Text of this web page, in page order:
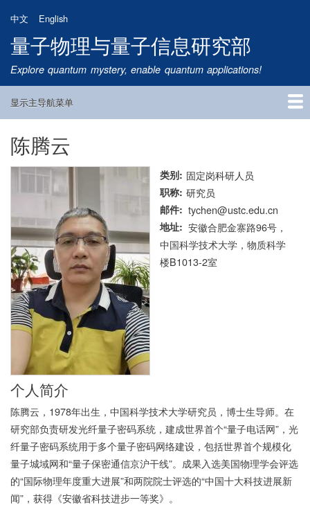
到
主
要
内
中文 English
量子物理与量子信息研究部
Explore quantum mystery, enable quantum applications!
Main
显示主导航菜单
首页
研究方向
量子卫星
团队成员
新闻动态
研究进展
学术报告
论文发表
公告通知
招生信息
相关链接
陈腾云
类别 固定岗科研人员
职称 研究员
邮件 tychen@ustc.edu.cn
地址
安徽合肥金寨路96号，
中国科学技术大学，物质科学
楼B1013-2室
个人简介
陈腾云，1978年出生，中国科学技术大学研究员，博士生导师。在
研究部负责研发光纤量子密码系统，建成世界首个“量子电话网”，光
纤量子密码系统用于多个量子密码网络建设，包括世界首个规模化
量子城域网和“量子保密通信京沪干线”。成果入选美国物理学会评选
的“国际物理年度重大进展”和两院院士评选的“中国十大科技进展新
闻”，获得《安徽省科技进步一等奖》。